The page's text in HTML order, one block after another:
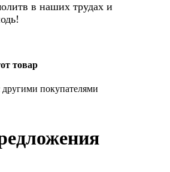
в наших трудах и
товар
покупателями